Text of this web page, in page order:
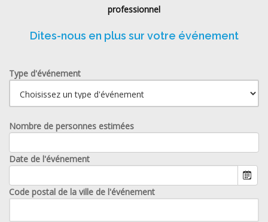
professionnel
Dites-nous en plus sur votre événement
Type d'événement
Nombre de personnes estimées
Date de l'événement
Code postal de la ville de l'événement